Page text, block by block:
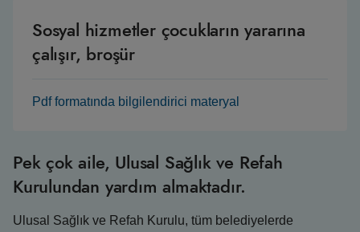
Sosyal hizmetler çocukların yararına
çalışır, broşür
Pdf formatında bilgilendirici materyal
Pek çok aile, Ulusal Sağlık ve Refah
Kurulundan yardım almaktadır.
Ulusal Sağlık ve Refah Kurulu, tüm belediyelerde